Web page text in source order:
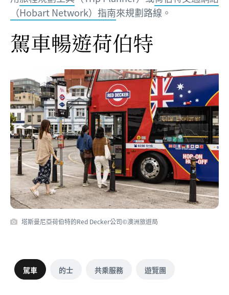
（Hobart Network）指南來規劃路線。
駕車暢遊荷伯特
塔斯曼尼亞荷伯特的Red Decker公司©澳洲旅遊局
駕車 的士 共乘服務 遊覽團